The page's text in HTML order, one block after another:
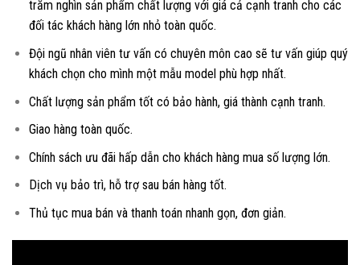
trăm nghìn sản phẩm chất lượng với giá cả cạnh tranh cho các
đối tác khách hàng lớn nhỏ toàn quốc.
Đội ngũ nhân viên tư vấn có chuyên môn cao sẽ tư vấn giúp quý
khách chọn cho mình một mẫu model phù hợp nhất.
Chất lượng sản phẩm tốt có bảo hành, giá thành cạnh tranh.
Giao hàng toàn quốc.
Chính sách ưu đãi hấp dẫn cho khách hàng mua số lượng lớn.
Dịch vụ bảo trì, hỗ trợ sau bán hàng tốt.
Thủ tục mua bán và thanh toán nhanh gọn, đơn giản.